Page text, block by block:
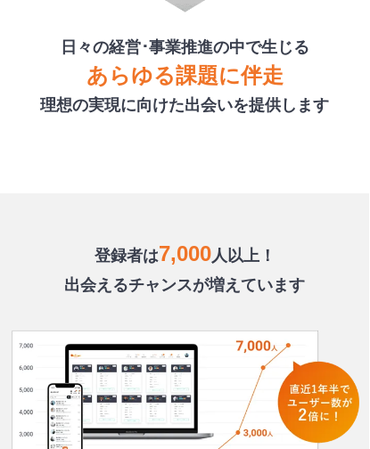
日々の経営･事業推進の中で生じる
あらゆる課題に伴走
理想の実現に向けた出会いを提供します
登録者は7,000人以上！
出会えるチャンスが増えています